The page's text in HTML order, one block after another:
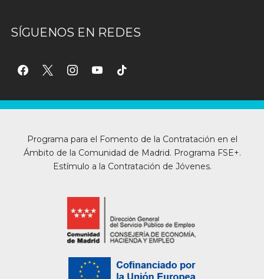
SÍGUENOS EN REDES
facebook
x instagramyoutubetiktok
Programa para el Fomento de la Contratación en el
Ámbito de la Comunidad de Madrid. Programa FSE+.
Estímulo a la Contratación de Jóvenes.